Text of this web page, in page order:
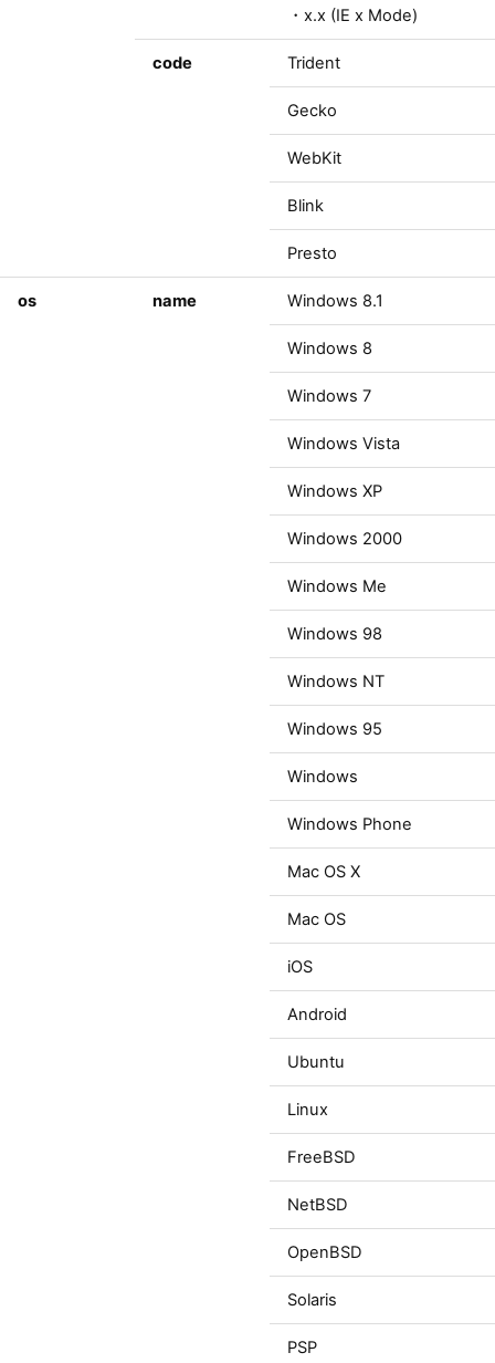
・x.x (IE x Mode)
code Trident
Gecko
WebKit
Blink
Presto
os name Windows 8.1
Windows 8
Windows 7
Windows Vista
Windows XP
Windows 2000
Windows Me
Windows 98
Windows NT
Windows 95
Windows
Windows Phone
Mac OS X
Mac OS
iOS
Android
Ubuntu
Linux
FreeBSD
NetBSD
OpenBSD
Solaris
PSP